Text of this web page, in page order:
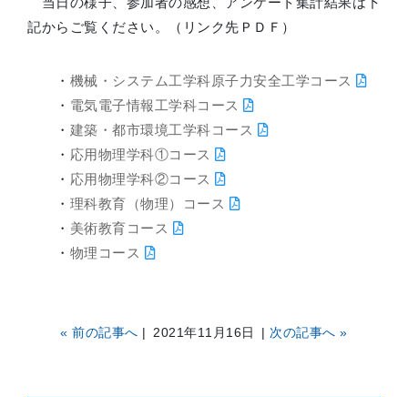
記からご覧ください。（リンク先ＰＤＦ）
・ 機械・システム工学科原子力安全工学コース
・ 電気電子情報工学科コース
・ 建築・都市環境工学科コース
・ 応用物理学科①コース
・ 応用物理学科②コース
・ 理科教育（物理）コース
・ 美術教育コース
・ 物理コース
«前の記事へ | 2021年11月16日 | 次の記事へ »